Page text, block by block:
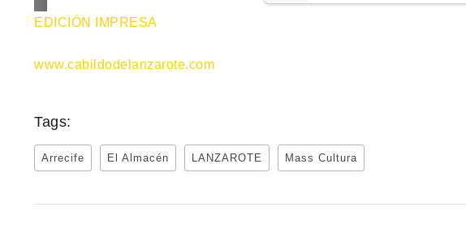
EDICIÓN IMPRESA
www.cabildodelanzarote.com
Tags:
Arrecife El Almacén LANZAROTE Mass Cultura